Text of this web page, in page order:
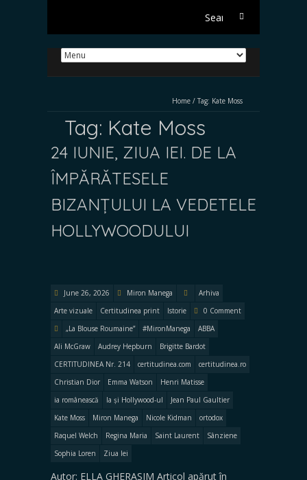
Search
Home / Tag: Kate Moss
Tag: Kate Moss
24 IUNIE, ZIUA IEI. DE LA
ÎMPĂRĂTESELE
BIZANȚULUI LA VEDETELE
HOLLYWOODULUI
June 26, 2026 Miron Manega
Arhiva
Arte vizuale
Certitudinea print Istorie
0 Comment
„La Blouse Roumaine”
#MironManega
ABBA
Ali McGraw
Audrey Hepburn
Brigitte Bardot
CERTITUDINEA Nr. 214
certitudinea.com
certitudinea.ro
Christian Dior
Emma Watson
Henri Matisse
ia românească
Ia și Hollywood-ul
Jean Paul Gaultier
Kate Moss
Miron Manega Nicole Kidman
ortodox
Raquel Welch
Regina Maria Saint Laurent
Sânziene
Sophia Loren
Ziua Iei
Autor: ELLA GHERASIM Articol apărut în